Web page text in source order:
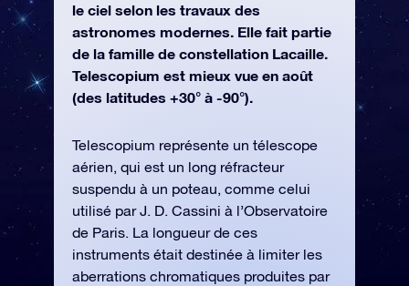
le ciel selon les travaux des
astronomes modernes. Elle fait partie
de la famille de constellation Lacaille.
Telescopium est mieux vue en août
(des latitudes +30° à -90°).
Telescopium représente un télescope
aérien, qui est un long réfracteur
suspendu à un poteau, comme celui
utilisé par J. D. Cassini à l’Observatoire
de Paris. La longueur de ces
instruments était destinée à limiter les
aberrations chromatiques produites par